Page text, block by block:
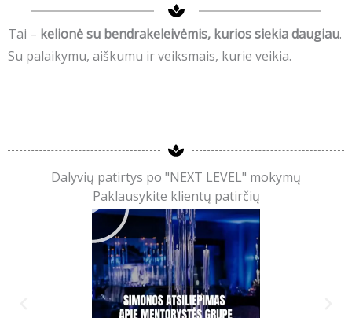
Tai – kelionė su bendrakeleivėmis, kurios siekia daugiau.
Su palaikymu, aiškumu ir veiksmais, kurie veikia.
Dalyvių patirtys po "NEXT LEVEL" mokymų
Paklausykite klientų patirčių
P
l
a
y